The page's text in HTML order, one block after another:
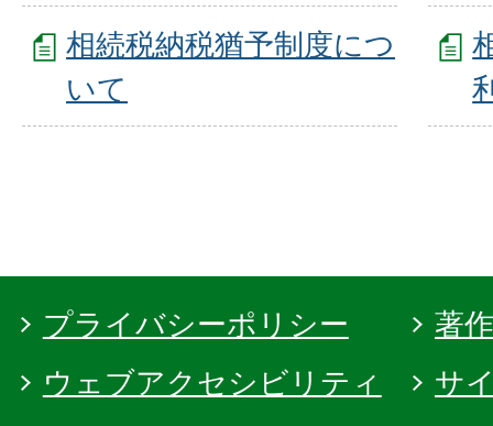
相続税納税猶予制度につ
いて
プライバシーポリシー
著
ウェブアクセシビリティ
サ